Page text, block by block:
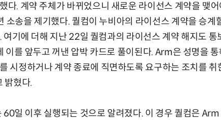
다. 계약 주체가 바뀌었으니 새로운 라이선스 계약을 맺
송을 제기했다. 퀄컴이 누비아의 라이선스 계약을 승계
여기에 더해 지난 22일 퀄컴과의 라이선스 계약 해지도 통
이를 앞두고 꺼낸 압박 카드로 풀이된다. Arm은 성명을 통
시정하거나 계약 종료에 직면하도록 요구하는 조치를 취
밝혔다.
일 이후 실행되는 것으로 알려졌다. 이 경우 퀄컴은